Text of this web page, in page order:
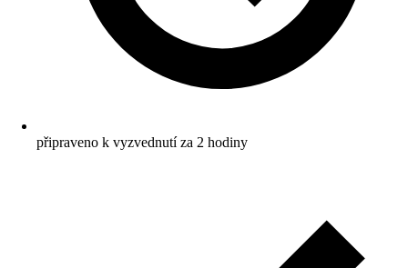
připraveno k vyzvednutí za 2 hodiny